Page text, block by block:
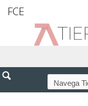
FCE